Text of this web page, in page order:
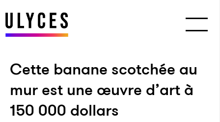
Cette banane scotchée au
mur est une œuvre d’art à
150 000 dollars